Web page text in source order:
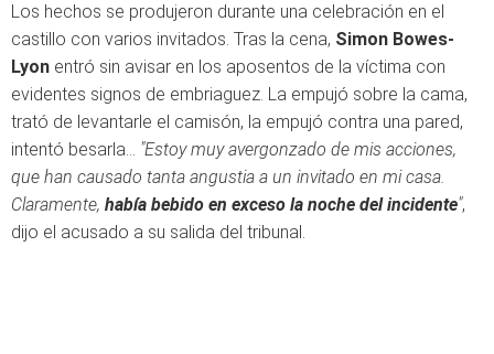
Los hechos se produjeron durante una celebración en el
castillo con varios invitados. Tras la cena, Simon Bowes-
Lyon entró sin avisar en los aposentos de la víctima con
evidentes signos de embriaguez. La empujó sobre la cama,
trató de levantarle el camisón, la empujó contra una pared,
intentó besarla... "Estoy muy avergonzado de mis acciones,
que han causado tanta angustia a un invitado en mi casa.
Claramente, había bebido en exceso la noche del incidente",
dijo el acusado a su salida del tribunal.